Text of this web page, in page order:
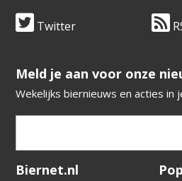
Twitter
​​​​​​​Meld je aan voor onze
Wekelijks biernieuws en acties in
Verification code:
Biernet.nl